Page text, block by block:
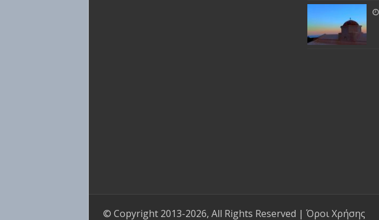
© Copyright 2013-2026, All Rights Reserved | Όροι Χρήσης